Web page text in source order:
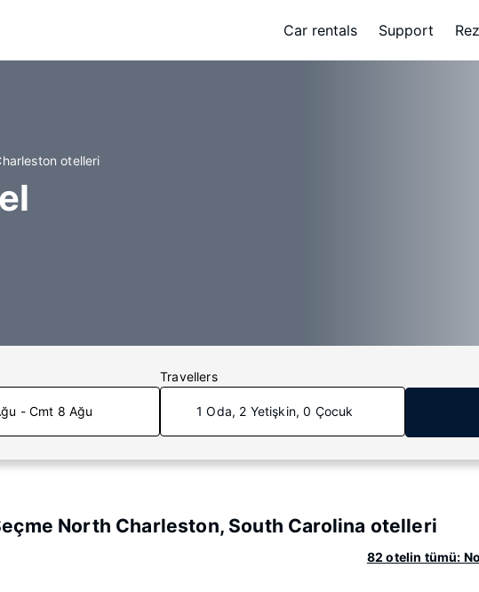
Car rentals Support
otelleri
- Cmt 8 Ağu
Travellers
1 Oda, 2 Yetişkin, 0 Çocuk
North Charleston, South Carolina otelleri
82 otelin tümü: